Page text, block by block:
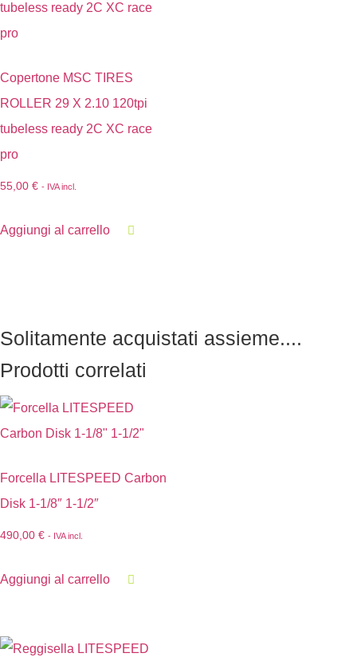
Copertone MSC TIRES
ROLLER 29 X 2.10 120tpi
tubeless ready 2C XC race
pro
55,00 € - IVA incl.
Aggiungi al carrello
Solitamente acquistati assieme....
Prodotti correlati
Forcella LITESPEED Carbon
Disk 1-1/8″ 1-1/2″
490,00 € - IVA incl.
Aggiungi al carrello